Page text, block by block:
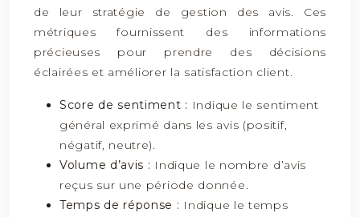
de leur stratégie de gestion des avis. Ces
métriques fournissent des informations
précieuses pour prendre des décisions
éclairées et améliorer la satisfaction client.
Score de sentiment : Indique le sentiment
général exprimé dans les avis (positif,
négatif, neutre).
Volume d’avis : Indique le nombre d’avis
reçus sur une période donnée.
Temps de réponse : Indique le temps